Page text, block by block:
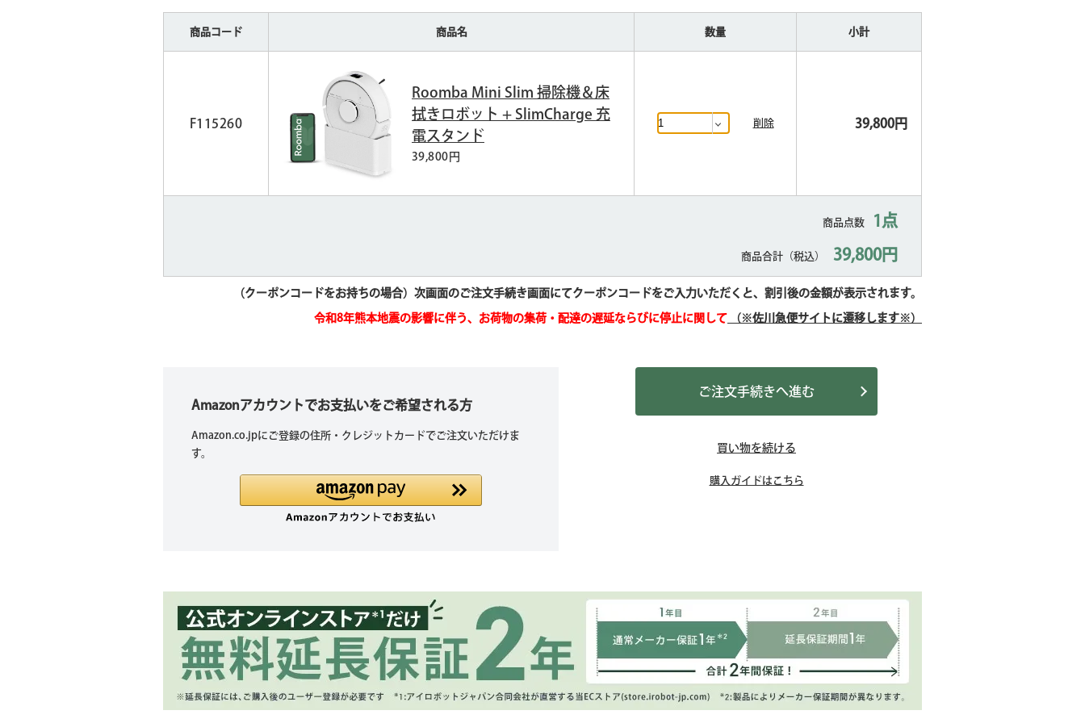
商品コード 商品名 数量 小計
F115260
Roomba Mini Slim 掃除機＆床
拭きロボット + SlimCharge 充
電スタンド
39,800円
削除 39,800円
商品点数 1点
商品合計 （税込） 39,800円
（クーポンコードをお持ちの場合）次画面のご注文手続き画面にてクーポンコードをご入力いただくと、割引後の金額が表示されます。
令和8年熊本地震の影響に伴う、お荷物の集荷・配達の遅延ならびに停止に関して （※佐川急便サイトに遷移します※）
Amazonアカウントでお支払いをご希望される方
Amazon.co.jpにご登録の住所・クレジットカードでご注文いただけま
す。
ご注文手続きへ進む
買い物を続ける
購入ガイドはこちら